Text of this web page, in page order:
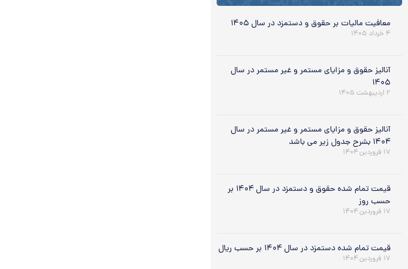
معافیت مالیات بر حقوق و دستمزد در سال ۱۴۰۵
۴ خرداد ۱۴۰۵
آنالیز حقوق و مزایای مستمر و غیر مستمر در سال
۱۴۰۵
۲ اردیبهشت ۱۴۰۵
آنالیز حقوق و مزایای مستمر و غیر مستمر در سال
۱۴۰۴ بشرح جدول زیر می باشد
۱۷ فروردین ۱۴۰۴
قیمت تمام شده حقوق و دستمزد در سال ۱۴۰۴ بر
حسب روز
۱۷ فروردین ۱۴۰۴
قیمت تمام شده دستمزد در سال ۱۴۰۴ بر حسب ریال
۱۷ فروردین ۱۴۰۴